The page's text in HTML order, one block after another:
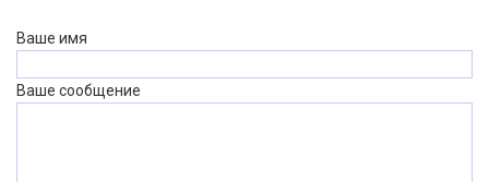
Ваше имя
Ваше сообщение